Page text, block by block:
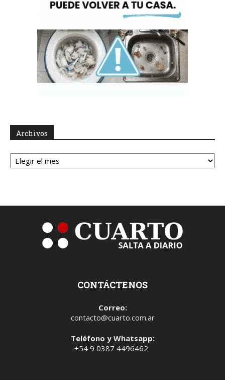
Archivos
Archivos
CONTÁCTENOS
Correo:
contacto@cuarto.com.ar
Teléfono y Whatsapp:
+54 9 0387 4496462